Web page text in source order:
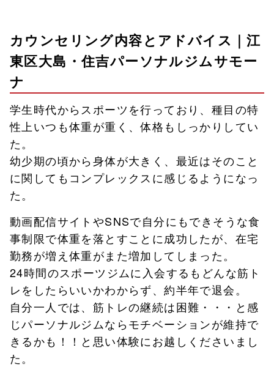
カウンセリング内容とアドバイス｜江
東区大島・住吉パーソナルジムサモー
ナ
学生時代からスポーツを行っており、種目の特
性上いつも体重が重く、体格もしっかりしてい
た。
幼少期の頃から身体が大きく、最近はそのこと
に関してもコンプレックスに感じるようになっ
た。
動画配信サイトやSNSで自分にもできそうな食
事制限で体重を落とすことに成功したが、在宅
勤務が増え体重がまた増加してしまった。
24時間のスポーツジムに入会するもどんな筋ト
レをしたらいいかわからず、約半年で退会。
自分一人では、筋トレの継続は困難・・・と感
じパーソナルジムならモチベーションが維持で
きるかも！！と思い体験にお越しくださいまし
た。